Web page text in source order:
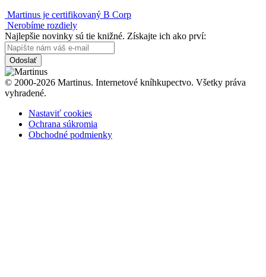
Martinus je certifikovaný B Corp
Nerobíme rozdiely
Najlepšie novinky sú tie knižné. Získajte ich ako prví:
Odoslať
© 2000-2026 Martinus. Internetové kníhkupectvo. Všetky práva
vyhradené.
Nastaviť cookies
Ochrana súkromia
Obchodné podmienky